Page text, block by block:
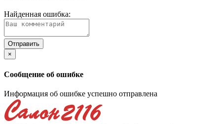
Найденная ошибка:
×
Сообщение об ошибке
Информация об ошибке успешно отправлена